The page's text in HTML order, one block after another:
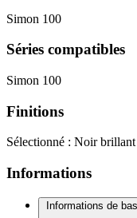
Simon 100
Séries compatibles
Simon 100
Finitions
Sélectionné : Noir brillant
Informations